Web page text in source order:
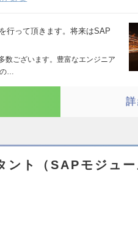
行って頂きます。将来はSAP
数ございます。豊富なエンジニア
の…
ント（SAPモジュ